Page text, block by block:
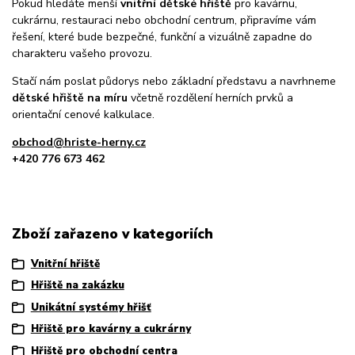
Pokud hledáte menší vnitřní dětské hřiště pro kavárnu,
cukrárnu, restauraci nebo obchodní centrum, připravíme vám
řešení, které bude bezpečné, funkční a vizuálně zapadne do
charakteru vašeho provozu.
Stačí nám poslat půdorys nebo základní představu a navrhneme
dětské hřiště na míru včetně rozdělení herních prvků a
orientační cenové kalkulace.
obchod@hriste-herny.cz
+420 776 673 462
Zboží zařazeno v kategoriích
Vnitřní hřiště
Hřiště na zakázku
Unikátní systémy hřišť
Hřiště pro kavárny a cukrárny
Hřiště pro obchodní centra